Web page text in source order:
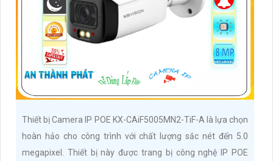
Thiết bị Camera IP POE KX-CAiF5005MN2-TiF-A là lựa chọn
hoàn hảo cho công trình với chất lượng sắc nét đến 5.0
megapixel. Thiết bị này được trang bị công nghệ IP POE